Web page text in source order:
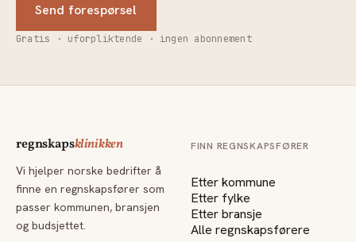
Send forespørsel
Gratis · uforpliktende · ingen abonnement
regnskapsklinikken
Vi hjelper norske bedrifter å
finne en regnskapsfører som
passer kommunen, bransjen
og budsjettet.
FINN REGNSKAPSFØRER
Etter kommune
Etter fylke
Etter bransje
Alle regnskapsførere